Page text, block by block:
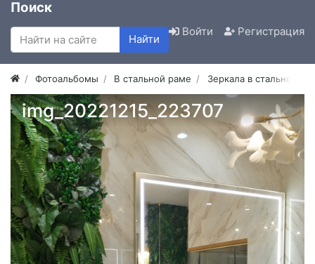
Поиск
Найти
Войти Регистрация
Фотоальбомы В стальной раме Зеркала в стальной
img_20221215_223707